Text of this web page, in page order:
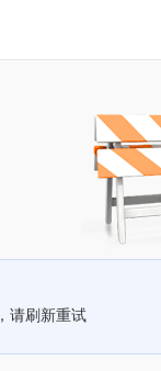
请刷新重试